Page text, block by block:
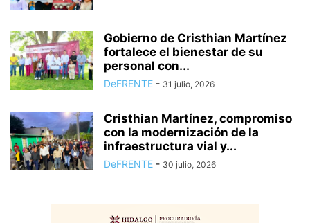
Gobierno de Cristhian Martínez
fortalece el bienestar de su
personal con...
DeFRENTE - 31 julio, 2026
Cristhian Martínez, compromiso
con la modernización de la
infraestructura vial y...
DeFRENTE - 30 julio, 2026